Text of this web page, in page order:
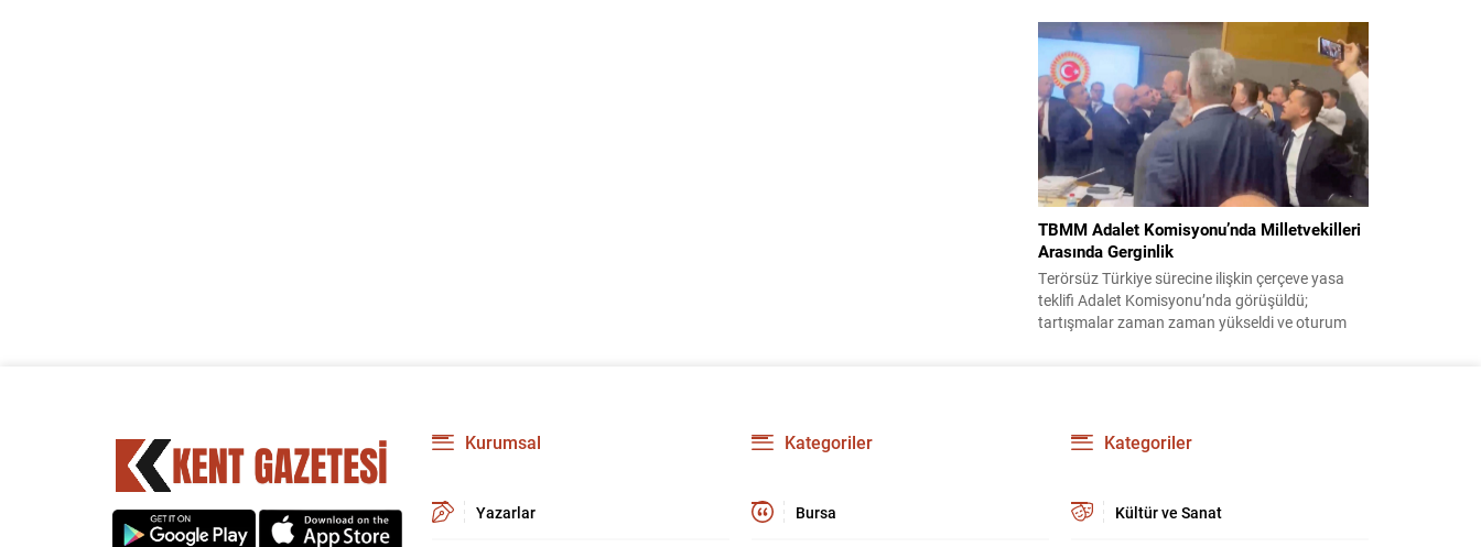
alındığını bildirirken saldırıyı kınadı ve Tahran’ı
korsanlıkla suçladı. WAM ajansının aktardığı ilk
açıklamada, ADNOC’a ait bir geminin sabah
saatlerinde hedef alındığı belirtildi; ilerleyen
dakikalarda ise BAE...
TBMM Adalet Komisyonu’nda Milletvekilleri
Arasında Gerginlik
Terörsüz Türkiye sürecine ilişkin çerçeve yasa
teklifi Adalet Komisyonu’nda görüşüldü;
tartışmalar zaman zaman yükseldi ve oturum
arasında söz düellosu başladı; taraflar birbirlerini
sert ifadelerle eleştirdi. Tartışma...
Kurumsal
Yazarlar
Kategoriler
Bursa
Kategoriler
Kültür ve Sanat